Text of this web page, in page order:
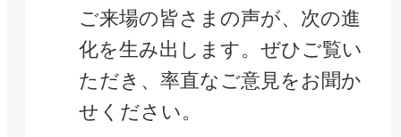
ご来場の皆さまの声が、次の進
化を生み出します。ぜひご覧い
ただき、率直なご意見をお聞か
せください。